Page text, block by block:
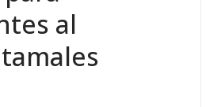
al